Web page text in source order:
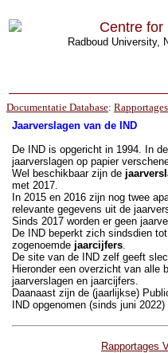
Centre for
Radboud University,
Documentatie Database:
Jaarverslagen van de IND
De IND is opgericht in 1994. In
jaarverslagen op papier
Wel beschikbaar zijn de
met 2017.
In 2015 en 2016 zijn nog twee
relevante gegevens uit de
Sinds 2017 worden er geen
De IND beperkt zich sindsdien
zogenoemde jaarcijfers.
De site van de IND zelf geeft
Hieronder een overzicht van alle
jaarverslagen en jaarcijfers.
Daanaast zijn de (jaarlijkse)
IND opgenomen (sinds juni 2022)
Rapportages